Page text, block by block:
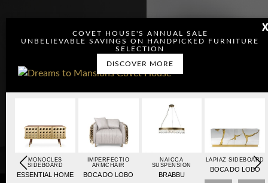
X
COVET HOUSE'S ANNUAL SALE
UNBELIEVABLE SAVINGS ON HANDPICKED FURNITURE
SELECTION
DISCOVER MORE
MONOCLES
SIDEBOARD
ESSENTIAL HOME
IMPERFECTIO
ARMCHAIR
BOCA DO LOBO
NAICCA
SUSPENSION
BRABBU
LAPIAZ SIDEBOARD
BOCA DO LOBO